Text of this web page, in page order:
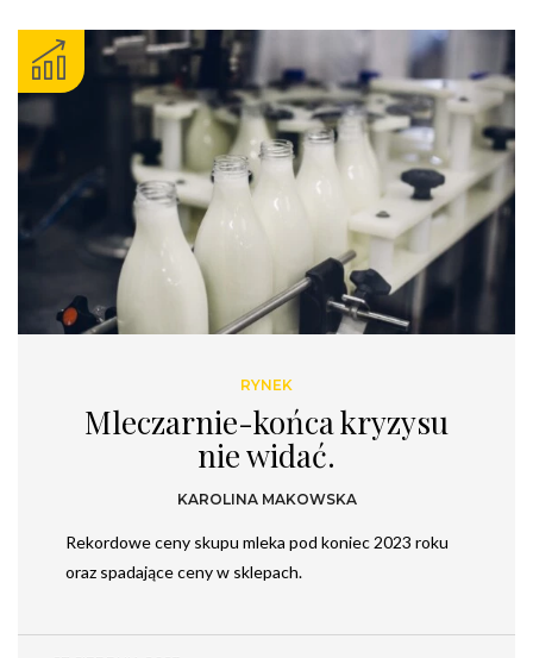
RYNEK
Mleczarnie-końca kryzysu
nie widać.
KAROLINA MAKOWSKA
Rekordowe ceny skupu mleka pod koniec 2023 roku
oraz spadające ceny w sklepach.